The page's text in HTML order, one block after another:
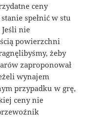
ceny
spełnić w stu
nie
powierzchni
żeby
zaproponował
wynajem
przypadku w grę,
ceny nie